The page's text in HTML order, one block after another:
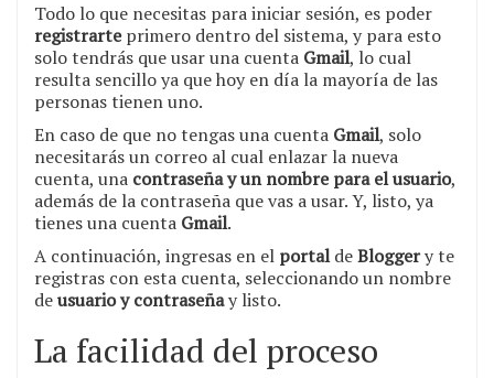
Todo lo que necesitas para iniciar sesión, es poder
registrarteprimero dentro del sistema, y para esto
solo tendrás que usar una cuenta Gmail, lo cual
resulta sencillo ya que hoy en día la mayoría de las
personas tienen uno.
En caso de que no tengas una cuenta Gmail, solo
necesitarás un correo al cual enlazar la nueva
cuenta, una contraseña y un nombre para el usuario,
además de la contraseña que vas a usar. Y, listo, ya
tienes una cuenta Gmail.
A continuación, ingresas en el portaldeBloggery te
registras con esta cuenta, seleccionando un nombre
deusuario y contraseñay listo.
La facilidad del proceso